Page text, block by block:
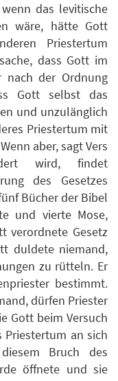
das levitische
wäre, hätte Gott
Priestertum
dass Gott im
nach der Ordnung
Gott selbst das
und unzulänglich
Priestertum mit
aber, sagt Vers
wird, findet
des Gesetzes
Bücher der Bibel
und vierte Mose,
verordnete Gesetz
duldete niemand,
zu rütteln. Er
bestimmt.
dürfen Priester
Gott beim Versuch
Priestertum an sich
Bruch des
öffnete und sie